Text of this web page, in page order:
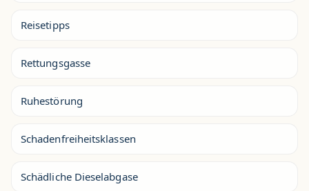
Reisetipps
Rettungsgasse
Ruhestörung
Schadenfreiheitsklassen
Schädliche Dieselabgase